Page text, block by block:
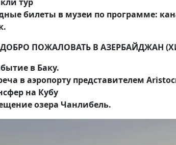
билеты в музеи по программе:
ПОЖАЛОВАТЬ В АЗЕРБАЙДЖАН
в Баку.
в аэропорту представителем
на Кубу
озера Чанлибель.